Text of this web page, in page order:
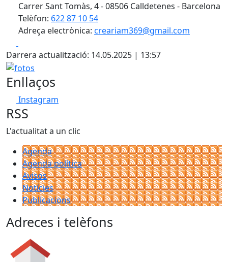
Carrer Sant Tomàs, 4 - 08506 Calldetenes - Barcelona
Telèfon: 622 87 10 54
Adreça electrònica: creariam369@gmail.com
Darrera actualització: 14.05.2025 | 13:57
fotos
Enllaços
Instagram
RSS
L'actualitat a un clic
Agenda
Agenda política
Avisos
Notícies
Publicacions
Adreces i telèfons